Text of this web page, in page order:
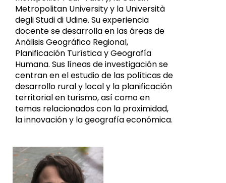
Metropolitan University y la Università
degli Studi di Udine. Su experiencia
docente se desarrolla en las áreas de
Análisis Geográfico Regional,
Planificación Turística y Geografía
Humana. Sus líneas de investigación se
centran en el estudio de las políticas de
desarrollo rural y local y la planificación
territorial en turismo, así como en
temas relacionados con la proximidad,
la innovación y la geografía económica.